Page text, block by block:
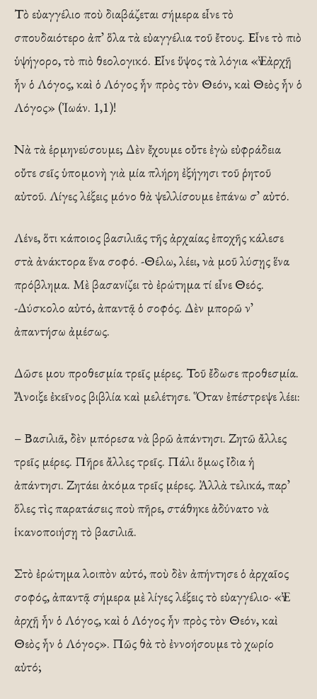
Τὸ εὐαγγέλιο ποὺ διαβάζεται σήμερα εἶνε τὸ
σπουδαιότερο ἀπ᾽ ὅλα τὰ εὐαγγέλια τοῦ ἔτους. Εἶνε τὸ πιὸ
ὑψήγορο, τὸ πιὸ θεολογικό. Εἶνε ὕψος τὰ λόγια «Ἐν ἀρχῇ
ἦν ὁ Λόγος, καὶ ὁ Λόγος ἦν πρὸς τὸν Θεόν, καὶ Θεὸς ἦν ὁ
Λόγος» (Ἰωάν. 1,1)!
Νὰ τὰ ἑρμηνεύσουμε; Δὲν ἔχουμε οὔτε ἐγὼ εὐφράδεια
οὔτε σεῖς ὑπομονὴ γιὰ μία πλήρη ἐξήγησι τοῦ ῥητοῦ
αὐτοῦ. Λίγες λέξεις μόνο θὰ ψελλίσουμε ἐπάνω σ᾽ αὐτό.
Λένε, ὅτι κάποιος βασιλιᾶς τῆς ἀρχαίας ἐποχῆς κάλεσε
στὰ ἀνάκτορα ἕνα σοφό. -Θέλω, λέει, νὰ μοῦ λύσῃς ἕνα
πρόβλημα. Μὲ βασανίζει τὸ ἐρώτημα τί εἶνε Θεός.
-Δύσκολο αὐτό, ἀπαντᾷ ὁ σοφός. Δὲν μπορῶ ν᾽
ἀπαντήσω ἀμέσως.
Δῶσε μου προθεσμία τρεῖς μέρες. Τοῦ ἔδωσε προθεσμία.
Ἄνοιξε ἐκεῖνος βιβλία καὶ μελέτησε. Ὅταν ἐπέστρεψε λέει:
– Βασιλιᾶ, δὲν μπόρεσα νὰ βρῶ ἀπάντησι. Ζητῶ ἄλλες
τρεῖς μέρες. Πῆρε ἄλλες τρεῖς. Πάλι ὅμως ἴδια ἡ
ἀπάντησι. Ζητάει ἀκόμα τρεῖς μέρες. Ἀλλὰ τελικά, παρ᾽
ὅλες τὶς παρατάσεις ποὺ πῆρε, στάθηκε ἀδύνατο νὰ
ἱκανοποιήσῃ τὸ βασιλιᾶ.
Στὸ ἐρώτημα λοιπὸν αὐτό, ποὺ δὲν ἀπήντησε ὁ ἀρχαῖος
σοφός, ἀπαντᾷ σήμερα μὲ λίγες λέξεις τὸ εὐαγγέλιο· «Ἐν
ἀρχῇ ἦν ὁ Λόγος, καὶ ὁ Λόγος ἦν πρὸς τὸν Θεόν, καὶ
Θεὸς ἦν ὁ Λόγος». Πῶς θὰ τὸ ἐννοήσουμε τὸ χωρίο
αὐτό;